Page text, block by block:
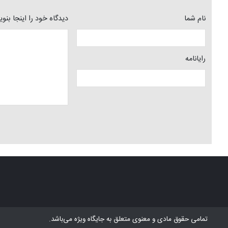
نام شما
رایانامه
دیدگاه خود را اینجا
تمامی حقوق مادی و معنوی متعلق بهجایگاه ویژهمی‌باشد.